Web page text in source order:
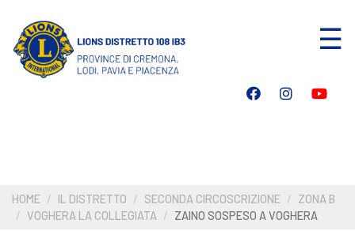
contenuto
principale
☰
HOME IL DISTRETTO SECONDA CIRCOSCRIZIONE
ZONA B
VOGHERA LA COLLEGIATA
ZAINO SOSPESO A VOGHERA